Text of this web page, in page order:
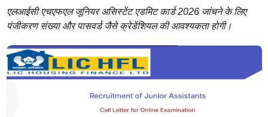
एलआईसी एचएफएल जूनियर असिस्टेंट एडमिट कार्ड 2026 जांचने के लिए
पंजीकरण संख्या और पासवर्ड जैसे क्रेडेंशियल की आवश्यकता होगी।